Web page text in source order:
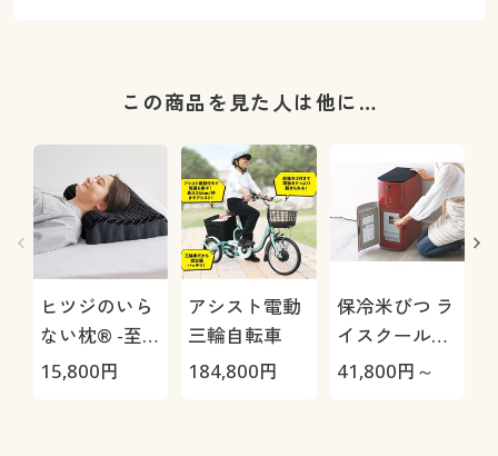
この商品を見た人は他に…
ヒツジのいら
ない枕® -至
極-
15,800円
アシスト電動
三輪自転車
184,800円
保冷米びつ ラ
イスクール
HRC-
41,800円～